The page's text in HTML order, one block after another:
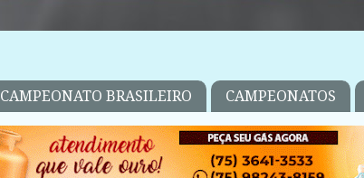
CAMPEONATO BRASILEIRO CAMPEONATOS